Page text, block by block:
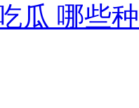
瓜 哪些